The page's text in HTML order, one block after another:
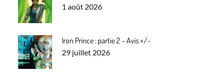
Posted
1 août 2026
Iron Prince : partie 2 – Avis +/-
Posted
29 juillet 2026